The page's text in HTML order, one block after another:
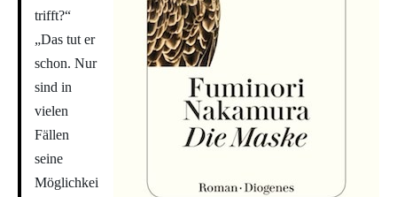
trifft?“
„Das tut er
schon. Nur
sind in
vielen
Fällen
seine
Möglichkei